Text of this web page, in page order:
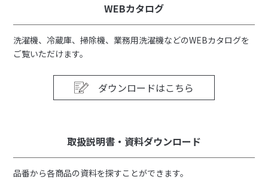
WEBカタログ
洗濯機、冷蔵庫、掃除機、業務用洗濯機などのWEBカタログを
ご覧いただけます。
ダウンロードはこちら
取扱説明書・資料ダウンロード
品番から各商品の資料を探すことができます。